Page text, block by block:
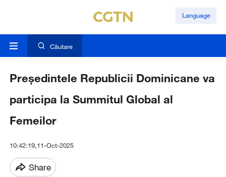
Language
Căutare
Președintele Republicii Dominicane va
participa la Summitul Global al
Femeilor
10:42:19,11-Oct-2025
Share